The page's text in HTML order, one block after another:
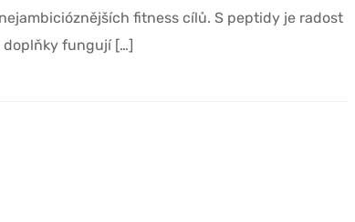
fitness cílů. S peptidy je radost
fungují […]